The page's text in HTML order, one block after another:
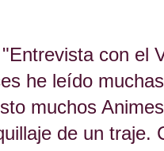
con el
he leído
muchos
de un traje.